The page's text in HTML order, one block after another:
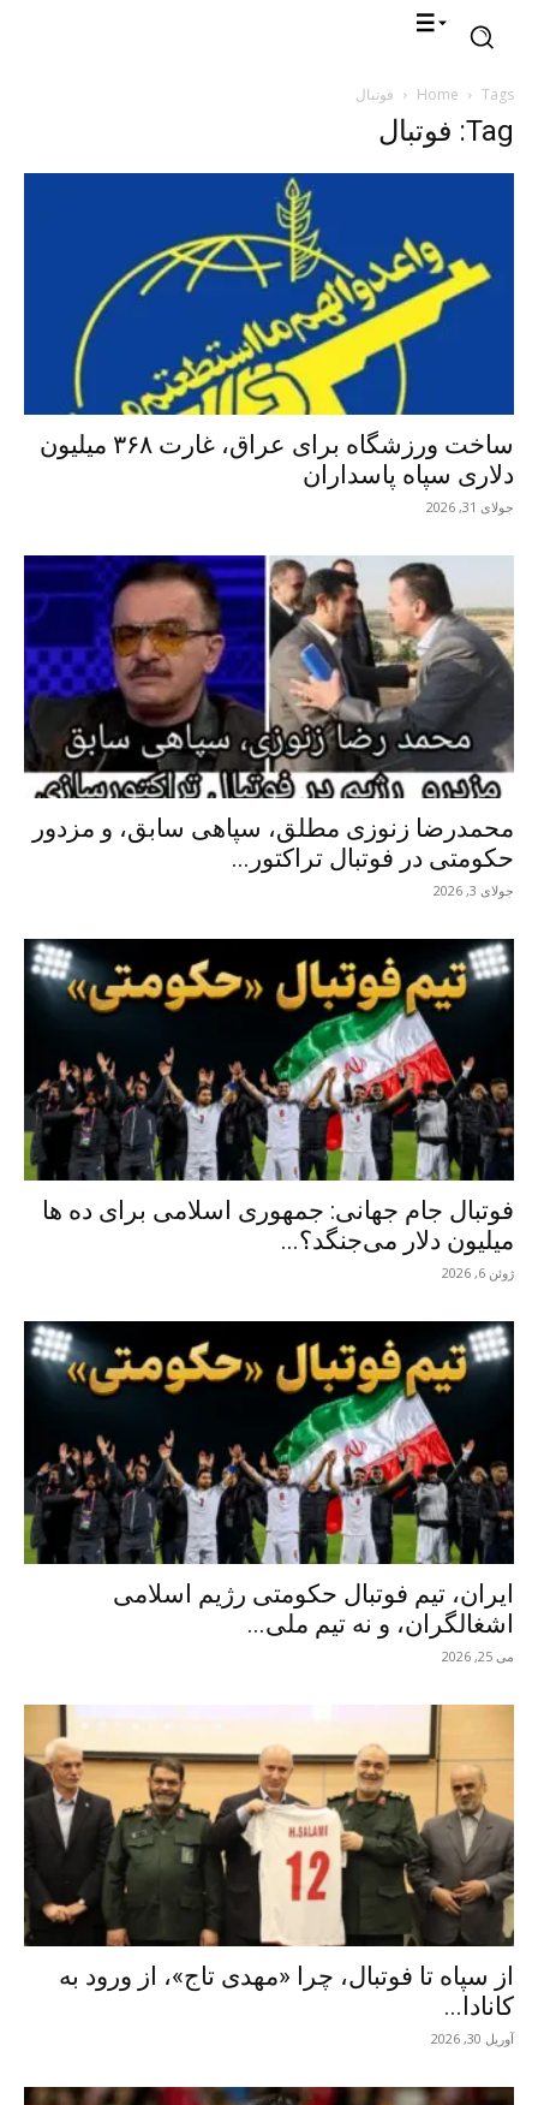
Home Tags فوتبال
Tag: فوتبال
ساخت ورزشگاه برای عراق، غارت ۳۶۸ میلیون
دلاری سپاه پاسداران
جولای 31, 2026
محمدرضا زنوزی مطلق، سپاهی سابق، و مزدور
حکومتی در فوتبال تراکتور...
جولای 3, 2026
فوتبال جام جهانی: جمهوری اسلامی برای ده ها
میلیون دلار می‌جنگد؟...
ژوئن 6, 2026
ایران، تیم فوتبال حکومتی رژیم اسلامی
اشغالگران، و نه تیم ملی...
می 25, 2026
از سپاه تا فوتبال، چرا «مهدی تاج»، از ورود به
کانادا...
آوریل 30, 2026